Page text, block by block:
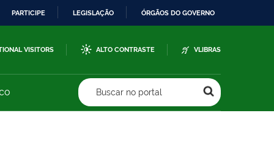
PARTICIPE LEGISLAÇÃO ÓRGÃOS DO GOVERNO
VISITORS ALTO CONTRASTE VLIBRAS
Buscar no portal